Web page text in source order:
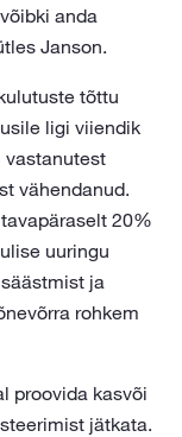
anda
Janson.
tõttu
ligi viiendik
vastanutest
vähendanud.
20%
uuringu
ja
rohkem
proovida kasvõi
jätkata.